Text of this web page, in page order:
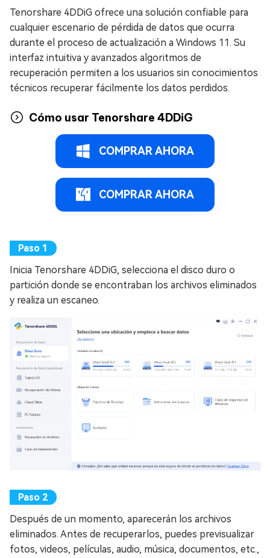
Tenorshare 4DDiG ofrece una solución confiable para
cualquier escenario de pérdida de datos que ocurra
durante el proceso de actualización a Windows 11. Su
interfaz intuitiva y avanzados algoritmos de
recuperación permiten a los usuarios sin conocimientos
técnicos recuperar fácilmente los datos perdidos.
Cómo usar Tenorshare 4DDiG
COMPRAR AHORA
COMPRAR AHORA
Inicia Tenorshare 4DDiG, selecciona el disco duro o
partición donde se encontraban los archivos eliminados
y realiza un escaneo.
Después de un momento, aparecerán los archivos
eliminados. Antes de recuperarlos, puedes previsualizar
fotos, videos, películas, audio, música, documentos, etc.,